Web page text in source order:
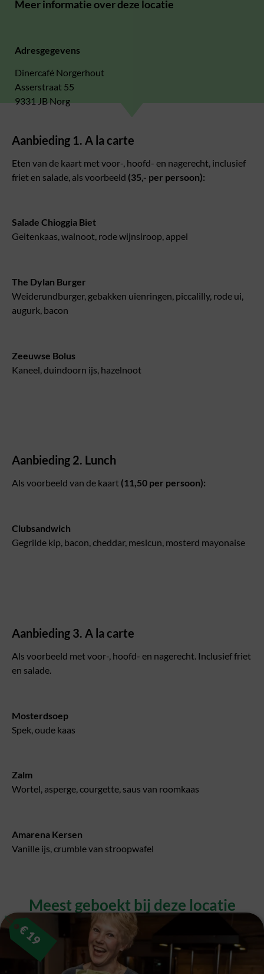
Meer informatie over deze locatie
Adresgegevens
Dinercafé Norgerhout
Asserstraat 55
9331 JB Norg
Aanbieding 1. A la carte
Eten van de kaart met voor-, hoofd- en nagerecht, inclusief
friet en salade, als voorbeeld (35,- per persoon):
Salade Chioggia Biet
Geitenkaas, walnoot, rode wijnsiroop, appel
The Dylan Burger
Weiderundburger, gebakken uienringen, piccalilly, rode ui,
augurk, bacon
Zeeuwse Bolus
Kaneel, duindoorn ijs, hazelnoot
Aanbieding 2. Lunch
Als voorbeeld van de kaart (11,50 per persoon):
Clubsandwich
Gegrilde kip, bacon, cheddar, meslcun, mosterd mayonaise
Aanbieding 3. A la carte
Als voorbeeld met voor-, hoofd- en nagerecht. Inclusief friet
en salade.
Mosterdsoep
Spek, oude kaas
Zalm
Wortel, asperge, courgette, saus van roomkaas
Amarena Kersen
Vanille ijs, crumble van stroopwafel
Meest geboekt bij deze locatie​
€
19